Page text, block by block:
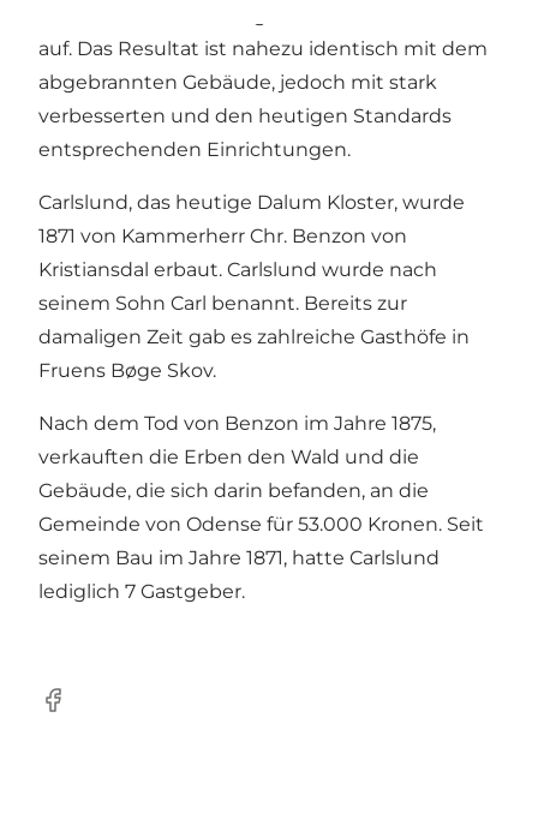
auf. Das Resultat ist nahezu identisch mit dem
abgebrannten Gebäude, jedoch mit stark
verbesserten und den heutigen Standards
entsprechenden Einrichtungen.
Carlslund, das heutige Dalum Kloster, wurde
1871 von Kammerherr Chr. Benzon von
Kristiansdal erbaut. Carlslund wurde nach
seinem Sohn Carl benannt. Bereits zur
damaligen Zeit gab es zahlreiche Gasthöfe in
Fruens Bøge Skov.
Nach dem Tod von Benzon im Jahre 1875,
verkauften die Erben den Wald und die
Gebäude, die sich darin befanden, an die
Gemeinde von Odense für 53.000 Kronen. Seit
seinem Bau im Jahre 1871, hatte Carlslund
lediglich 7 Gastgeber.
Facebook